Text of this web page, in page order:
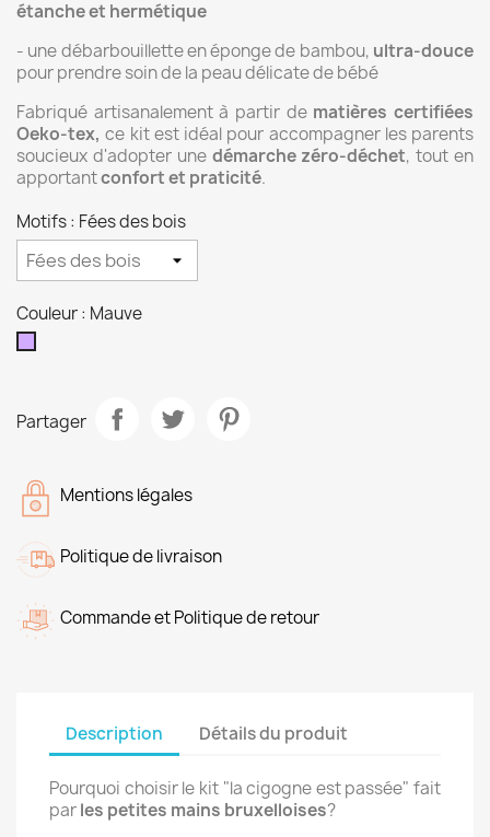
étanche et hermétique
- une débarbouillette en éponge de bambou, ultra-douce
pour prendre soin de la peau délicate de bébé
Fabriqué artisanalement à partir de matières certifiées
Oeko-tex, ce kit est idéal pour accompagner les parents
soucieux d'adopter une démarche zéro-déchet, tout en
apportantconfort et praticité.
Motifs : Fées des bois
Couleur : Mauve
Partager
Mentions légales
Politique de livraison
Commande et Politique de retour
Description Détails du produit
Pourquoi choisir le kit "la cigogne est passée" fait
parles petites mains bruxelloises?